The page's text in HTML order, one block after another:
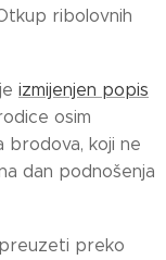
ribolovnih
izmijenjen popis
osim
brodova, koji ne
dan podnošenja
preko